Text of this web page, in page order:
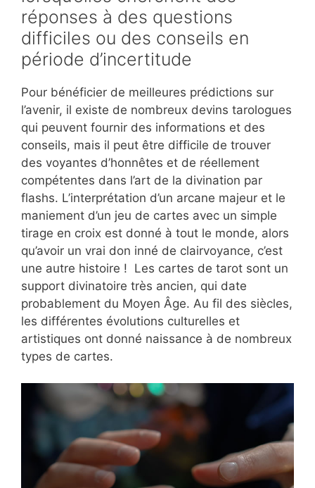
réponses à des questions
difficiles ou des conseils en
période d’incertitude
Pour bénéficier de meilleures prédictions sur
l’avenir, il existe de nombreux devins tarologues
qui peuvent fournir des informations et des
conseils, mais il peut être difficile de trouver
des voyantes d’honnêtes et de réellement
compétentes dans l’art de la divination par
flashs. L’interprétation d’un arcane majeur et le
maniement d’un jeu de cartes avec un simple
tirage en croix est donné à tout le monde, alors
qu’avoir un vrai don inné de clairvoyance, c’est
une autre histoire ! Les cartes de tarot sont un
support divinatoire très ancien, qui date
probablement du Moyen Âge. Au fil des siècles,
les différentes évolutions culturelles et
artistiques ont donné naissance à de nombreux
types de cartes.